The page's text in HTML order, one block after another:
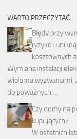
WARTO PRZECZYTAĆ
Błędy przy
ryzyko i
kosztownych
Wymiana instalacji
wieloma wyzwaniami,
do poważnych …
Czy domy na
kupujących?
W ostatnich